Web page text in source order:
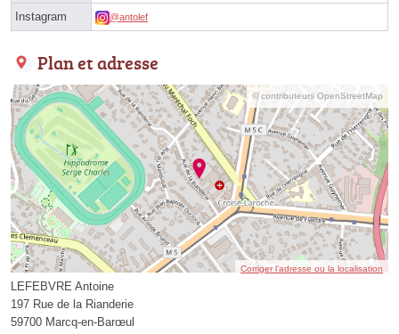
Instagram @antolef
Plan et adresse
© contributeurs OpenStreetMap
Corriger l’adresse ou la localisation
LEFEBVRE Antoine
197 Rue de la Rianderie
59700 Marcq-en-Barœul